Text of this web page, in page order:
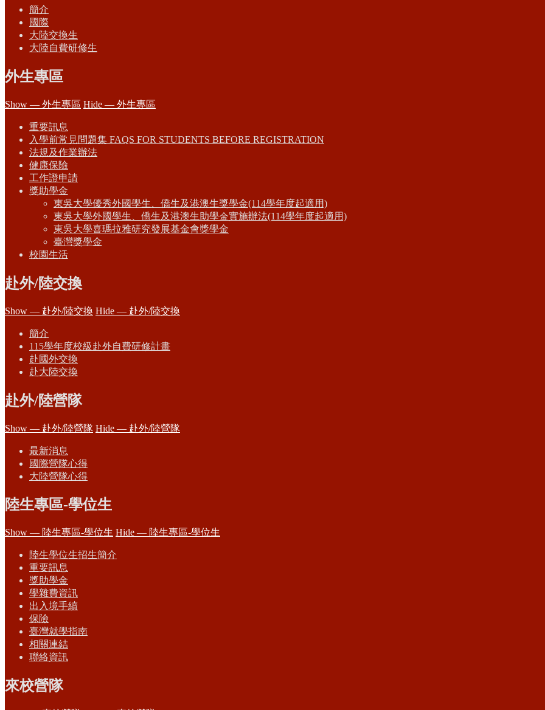
簡介
國際
大陸交換生
大陸自費研修生
外生專區
Show — 外生專區 Hide — 外生專區
重要訊息
入學前常見問題集 FAQS FOR STUDENTS BEFORE REGISTRATION
法規及作業辦法
健康保險
工作證申請
獎助學金
東吳大學優秀外國學生、僑生及港澳生獎學金(114學年度起適用)
東吳大學外國學生、僑生及港澳生助學金實施辦法(114學年度起適用)
東吳大學喜瑪拉雅研究發展基金會獎學金
臺灣獎學金
校園生活
赴外/陸交換
Show — 赴外/陸交換 Hide — 赴外/陸交換
簡介
115學年度校級赴外自費研修計畫
赴國外交換
赴大陸交換
赴外/陸營隊
Show — 赴外/陸營隊 Hide — 赴外/陸營隊
最新消息
國際營隊心得
大陸營隊心得
陸生專區-學位生
Show — 陸生專區-學位生 Hide — 陸生專區-學位生
陸生學位生招生簡介
重要訊息
獎助學金
學雜費資訊
出入境手續
保險
臺灣就學指南
相關連結
聯絡資訊
來校營隊